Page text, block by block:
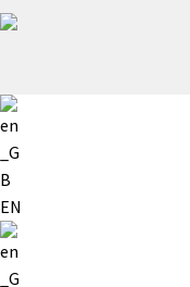
EN